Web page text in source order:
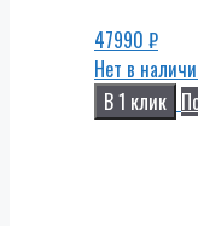
47990 ₽
Нет в
В 1 клик